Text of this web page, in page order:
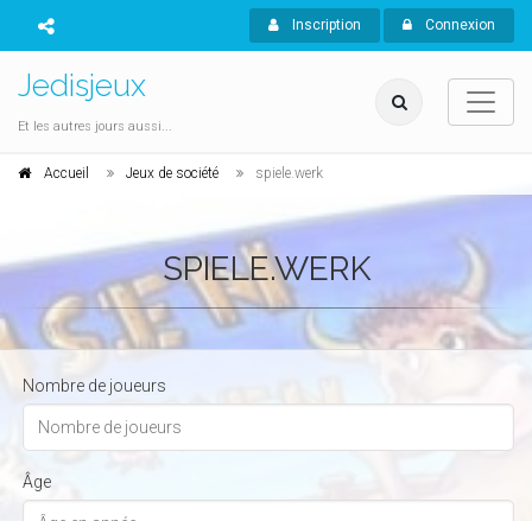
Inscription Connexion
Jedisjeux
Et les autres jours aussi...
Accueil Jeux de société spiele.werk
SPIELE.WERK
Nombre de joueurs
Âge